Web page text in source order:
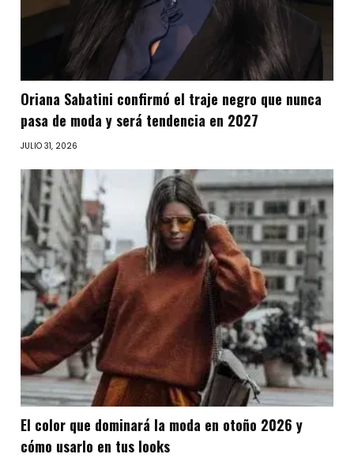
Oriana Sabatini confirmó el traje negro que nunca
pasa de moda y será tendencia en 2027
JULIO 31, 2026
El color que dominará la moda en otoño 2026 y
cómo usarlo en tus looks